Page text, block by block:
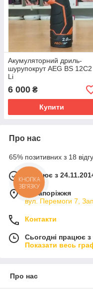
Акумуляторний дриль-
шурупокрут AEG BS 12C2
Li
6 000 ₴
Купити
Про нас
65% позитивних з 18
Працює з
м. Запоріжжя
вул. Перемоги 7,
Контакти
Сьогодні працює
Показати весь
Про нас
КНОПКА
ЗВ'ЯЗКУ